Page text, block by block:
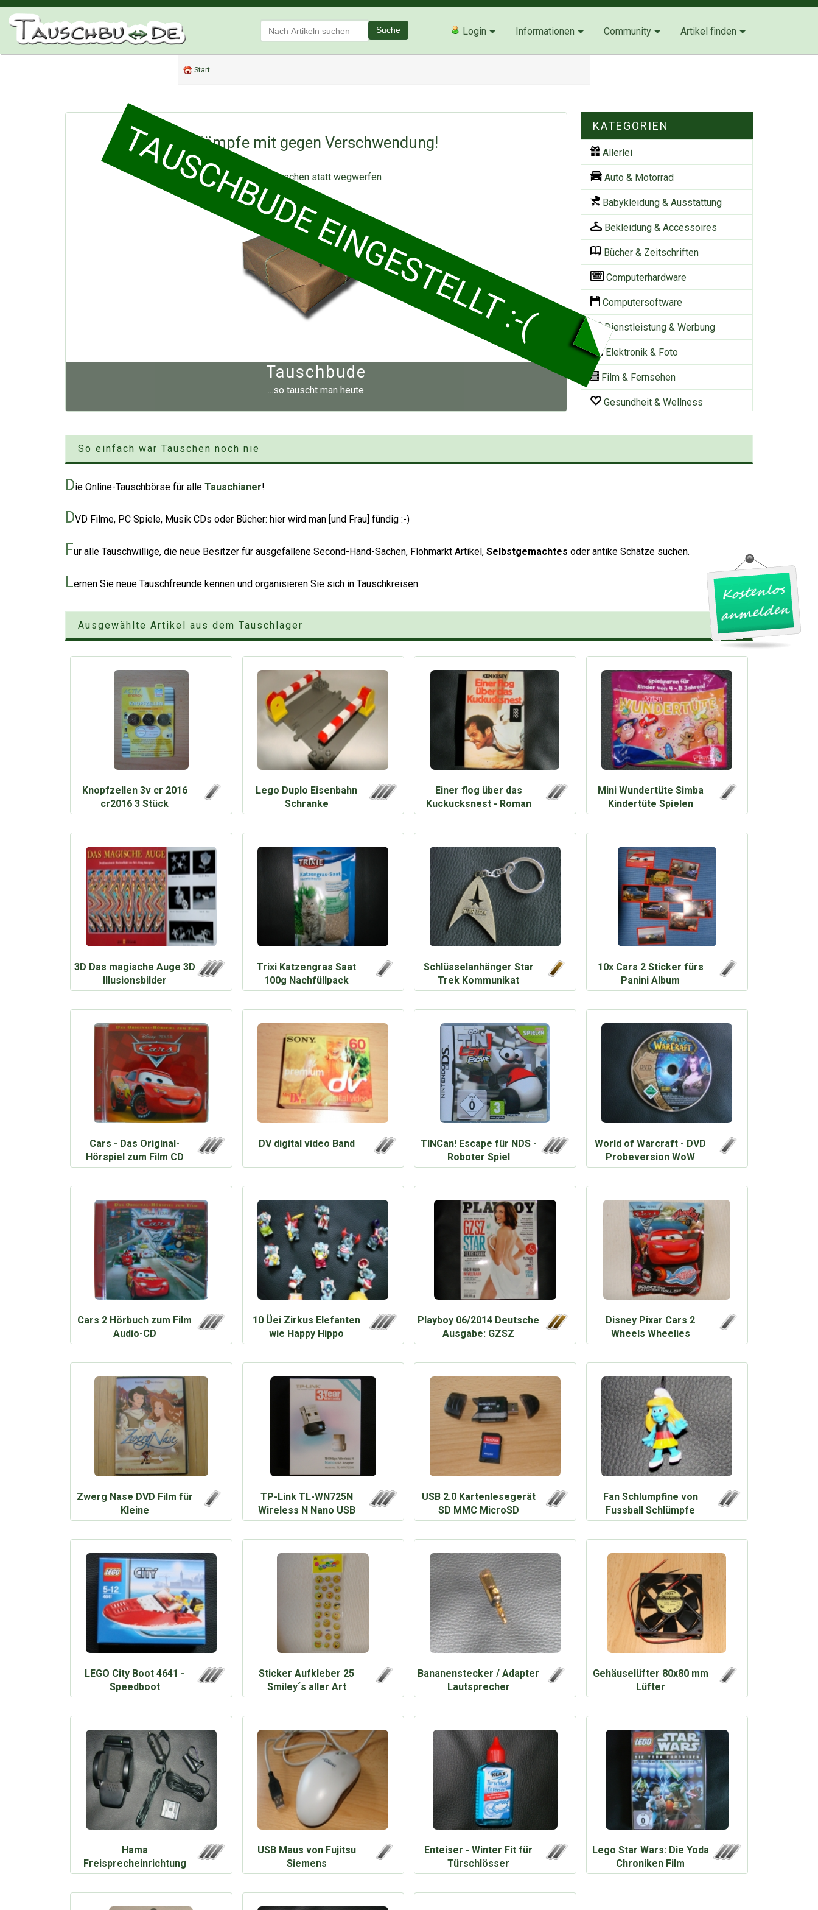
Suche Login Informationen Community Artikel finden
TAUSCHBUDE EINGESTELLT :-(
Start
Kämpfe mit gegen Verschwendung!
Tauschen statt wegwerfen
So funktioniert der Tauschkreis
Tauschbude
...so tauscht man heute
KATEGORIEN
Allerlei
Auto & Motorrad
Babykleidung & Ausstattung
Bekleidung & Accessoires
Bücher & Zeitschriften
Computerhardware
Computersoftware
Dienstleistung & Werbung
Elektronik & Foto
Film & Fernsehen
Gesundheit & Wellness
Sammeln & Seltenes
Spielekonsolen & Zubehör
Telekommunikation
Tierwelt
So einfach war Tauschen noch nie
Die Online-Tauschbörse für alle Tauschianer!
DVD Filme, PC Spiele, Musik CDs oder Bücher: hier wird man [und Frau] fündig :-)
Für alle Tauschwillige, die neue Besitzer für ausgefallene Second-Hand-Sachen, Flohmarkt Artikel, Selbstgemachtes oder antike Schätze suchen.
Lernen Sie neue Tauschfreunde kennen und organisieren Sie sich in Tauschkreisen.
Ausgewählte Artikel aus dem Tauschlager
Knopfzellen 3v cr 2016
cr2016 3 Stück
Lego Duplo Eisenbahn
Schranke
Einer flog über das
Kuckucksnest - Roman
Mini Wundertüte Simba
Kindertüte Spielen
3D Das magische Auge 3D
Illusionsbilder
Trixi Katzengras Saat
100g Nachfüllpack
Schlüsselanhänger Star
Trek Kommunikat
10x Cars 2 Sticker fürs
Panini Album
Cars - Das Original-
Hörspiel zum Film CD
DV digital video Band
TINCan! Escape für NDS -
Roboter Spiel
World of Warcraft - DVD
Probeversion WoW
Cars 2 Hörbuch zum Film
Audio-CD
10 Üei Zirkus Elefanten
wie Happy Hippo
Playboy 06/2014 Deutsche
Ausgabe: GZSZ
Disney Pixar Cars 2
Wheels Wheelies
Zwerg Nase DVD Film für
Kleine
TP-Link TL-WN725N
Wireless N Nano USB
USB 2.0 Kartenlesegerät
SD MMC MicroSD
Fan Schlumpfine von
Fussball Schlümpfe
LEGO City Boot 4641 -
Speedboot
Sticker Aufkleber 25
Smiley´s aller Art
Bananenstecker / Adapter
Lautsprecher
Gehäuselüfter 80x80 mm
Lüfter
Hama
Freisprecheinrichtung
fürs Auto
USB Maus von Fujitsu
Siemens
Enteiser - Winter Fit für
Türschlösser
Lego Star Wars: Die Yoda
Chroniken Film